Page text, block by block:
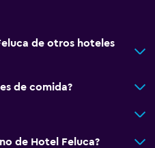
de otros hoteles
de comida?
de Hotel Feluca?